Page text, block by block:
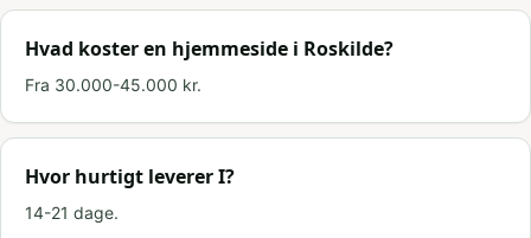
Hvad koster en hjemmeside i Roskilde?
Fra 30.000-45.000 kr.
Hvor hurtigt leverer I?
14-21 dage.